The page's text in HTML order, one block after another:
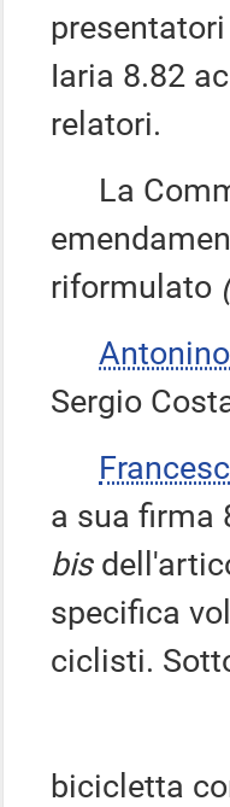
Iaria 8.82
relatori.
La
riformulato
Sergio
a sua firma
bis
specifica
ciclisti.
bicicletta